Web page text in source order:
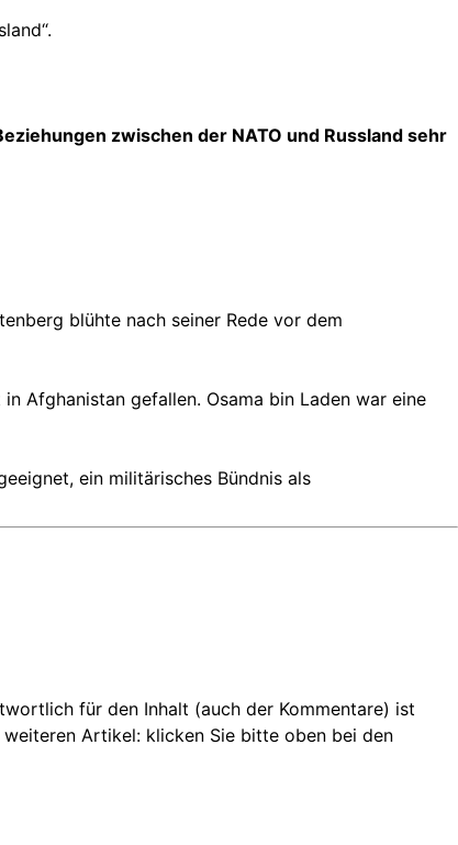
zwischen der NATO und Russland sehr
blühte nach seiner Rede vor dem
Afghanistan gefallen. Osama bin Laden war eine
ein militärisches Bündnis als
für den Inhalt (auch der Kommentare) ist
Artikel: klicken Sie bitte oben bei den